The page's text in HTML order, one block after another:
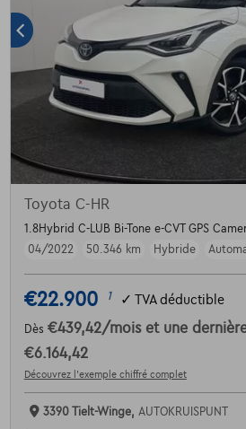
Toyota C-HR
1.8Hybrid C-LUB Bi-Tone e-CVT GPS
04/2022
50.346 km Hybride
€22.900 1 ✓ TVA déductible
Dès €439,42/mois et une
€6.164,42
Découvrez l’exemple chiffré complet
3390 Tielt-Winge, AUTOKRUISPUNT